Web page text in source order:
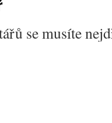
se musíte